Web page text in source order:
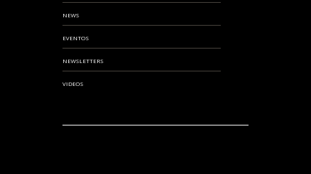
NEWS
EVENTOS
NEWSLETTERS
VIDEOS